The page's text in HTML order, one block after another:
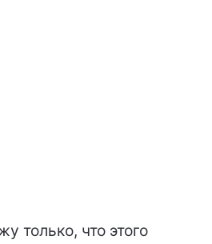
только, что этого